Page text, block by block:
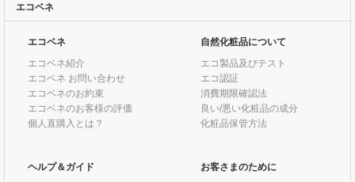
エコベネ
エコベネ
エコベネ紹介
エコベネ お問い合わせ
エコベネのお約束
エコベネのお客様の評価
個人直購入とは？
自然化粧品について
エコ製品及びテスト
エコ認証
消費期限確認法
良い/悪い化粧品の成分
化粧品保管方法
ヘルプ＆ガイド お客さまのために